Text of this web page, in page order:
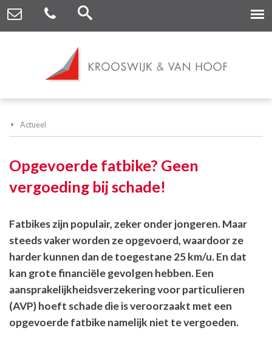
Actueel
Opgevoerde fatbike? Geen
vergoeding bij schade!
Fatbikes zijn populair, zeker onder jongeren. Maar
steeds vaker worden ze opgevoerd, waardoor ze
harder kunnen dan de toegestane 25 km/u. En dat
kan grote financiële gevolgen hebben. Een
aansprakelijkheidsverzekering voor particulieren
(AVP) hoeft schade die is veroorzaakt met een
opgevoerde fatbike namelijk niet te vergoeden.